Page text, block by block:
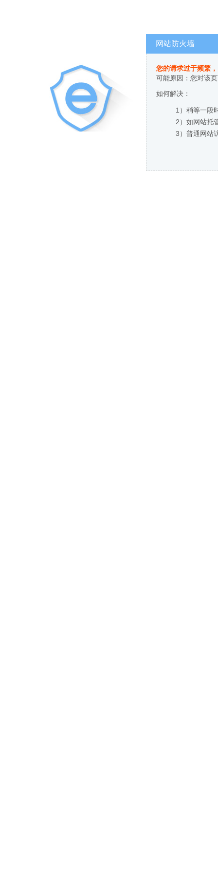
网站防火墙
您的请求过于频繁
可能原因：您对该
如何解决：
1）稍等一段
2）如网站托
3）普通网站